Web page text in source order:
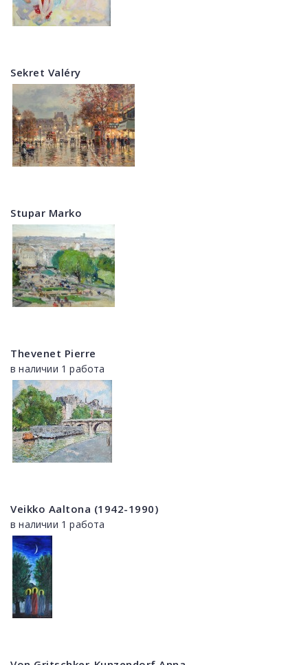
Sekret Valéry
Stupar Marko
Thevenet Pierre
в наличии 1 работа
Veikko Aaltona (1942-1990)
в наличии 1 работа